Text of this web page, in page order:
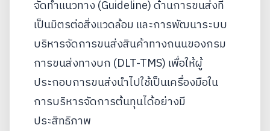
จัดทำแนวทาง (Guideline) ด้านการขนส่งที่
เป็นมิตรต่อสิ่งแวดล้อม และการพัฒนาระบบ
บริหารจัดการขนส่งสินค้าทางถนนของกรม
การขนส่งทางบก (DLT-TMS) เพื่อให้ผู้
ประกอบการขนส่งนำไปใช้เป็นเครื่องมือใน
การบริหารจัดการต้นทุนได้อย่างมี
ประสิทธิภาพ